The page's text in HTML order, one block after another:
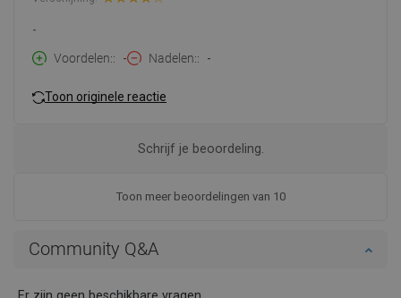
-
Voordelen:
- Nadelen: -
Toon originele reactie
Toon meer beoordelingen van 10
Schrijf je beoordeling.
Community Q&A